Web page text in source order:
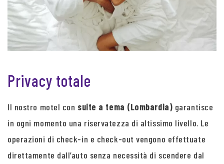
Privacy totale
Il nostro motel con suite a tema (Lombardia) garantisce
in ogni momento una riservatezza di altissimo livello. Le
operazioni di check-in e check-out vengono effettuate
direttamente dall’auto senza necessità di scendere dal